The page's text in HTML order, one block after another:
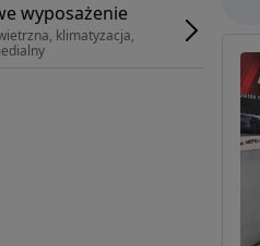
wyposażenie
klimatyzacja,